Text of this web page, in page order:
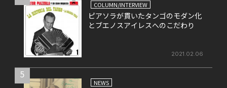
COLUMN/INTERVIEW
ピアソラが貫いたタンゴのモダン化
とブエノスアイレスへのこだわり
2021.02.06
5
NEWS